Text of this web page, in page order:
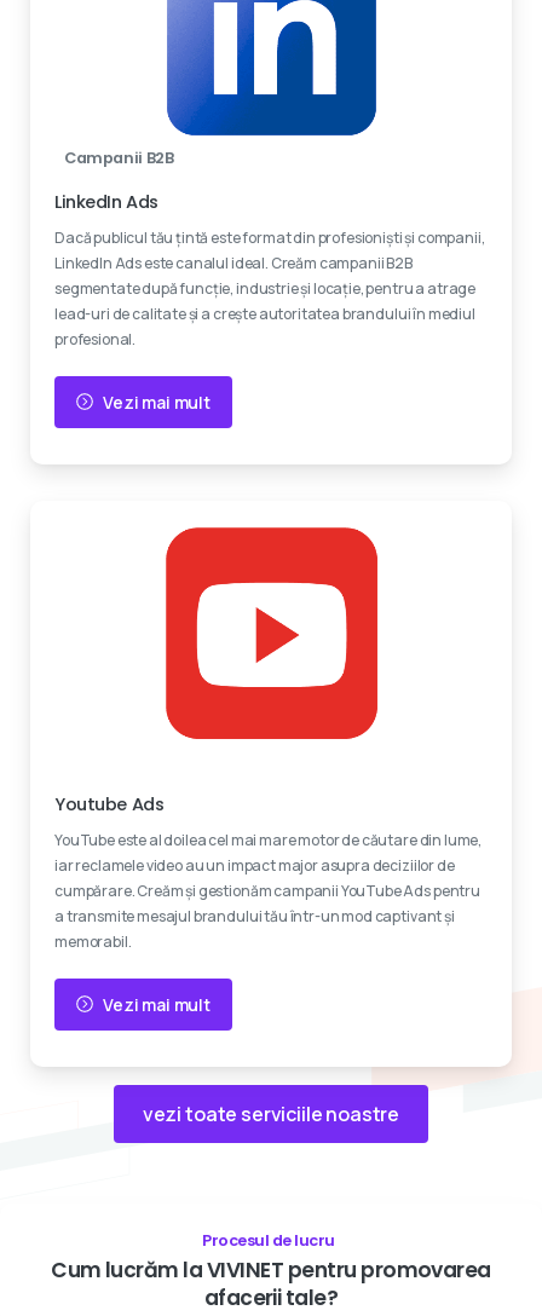
Campanii B2B
LinkedIn Ads
Dacă publicul tău țintă este format din profesioniști și companii,
LinkedIn Ads este canalul ideal. Creăm campanii B2B
segmentate după funcție, industrie și locație, pentru a atrage
lead-uri de calitate și a crește autoritatea brandului în mediul
profesional.
Vezi mai mult
Youtube Ads
YouTube este al doilea cel mai mare motor de căutare din lume,
iar reclamele video au un impact major asupra deciziilor de
cumpărare. Creăm și gestionăm campanii YouTube Ads pentru
a transmite mesajul brandului tău într-un mod captivant și
memorabil.
Vezi mai mult
vezi toate serviciile noastre
Procesul de lucru
Cum lucrăm laVIVINET pentru promovarea
afaceriitale?